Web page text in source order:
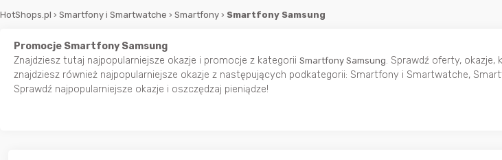
HotShops.pl › Smartfony i Smartwatche › Smartfony › Smartfony Samsung
Promocje Smartfony Samsung
Znajdziesz tutaj najpopularniejsze okazje i promocje z kategorii Smartfony Samsung. Sprawdź oferty,
znajdziesz również najpopularniejsze okazje z następujących podkategorii: Smartfony i Smartwatche,
Sprawdź najpopularniejsze okazje i oszczędzaj pieniądze!